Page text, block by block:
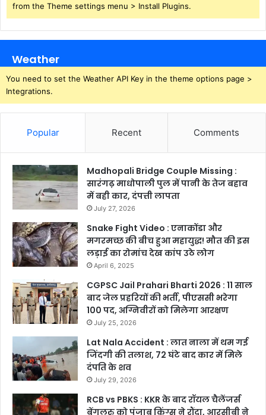
from the Theme settings menu > Install Plugins.
Weather
You need to set the Weather API Key in the theme options page >
Integrations.
Popular Recent Comments
Madhopali Bridge Couple Missing :
सारंगढ़ माधोपाली पुल में पानी के तेज बहाव
में बही कार, दंपत्ती लापता
July 27, 2026
Snake Fight Video : एनाकोंडा और
मगरमच्छ की बीच हुआ महायुद्ध! मौत की इस
लड़ाई का रोमांच देख कांप उठे लोग
April 6, 2025
CGPSC Jail Prahari Bharti 2026 : 11 साल
बाद जेल प्रहरियों की भर्ती, पीएससी भरेगा
100 पद, अग्निवीरों को मिलेगा आरक्षण
July 25, 2026
Lat Nala Accident : लात नाला में थम गई
जिंदगी की तलाश, 72 घंटे बाद कार में मिले
दंपति के शव
July 29, 2026
RCB vs PBKS : KKR के बाद रॉयल चैलेंजर्स
बेंगलुरु को पंजाब किंग्स ने रौंदा, आरसीबी ने